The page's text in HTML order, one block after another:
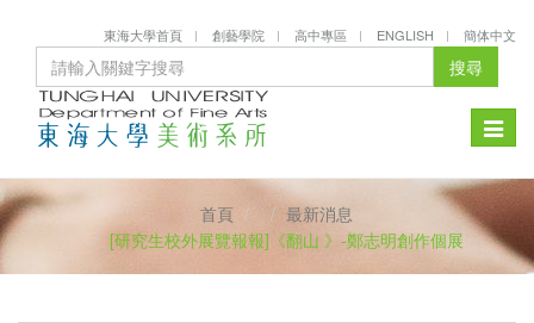
東海大學首頁 創藝學院 高中專區 ENGLISH 簡体中文
搜尋
Toggle
首頁
最新消息
[研究生校外展覽報報]《翻山 》-鄭志明創作個展